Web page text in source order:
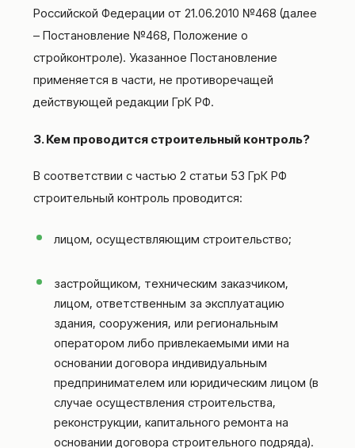
Российской Федерации от 21.06.2010 №468 (далее
– Постановление №468, Положение о
стройконтроле). Указанное Постановление
применяется в части, не противоречащей
действующей редакции ГрК РФ.
3.Кем проводится строительный контроль?
В соответствии с частью 2 статьи 53 ГрК РФ
строительный контроль проводится:
лицом, осуществляющим строительство;
застройщиком, техническим заказчиком,
лицом, ответственным за эксплуатацию
здания, сооружения, или региональным
оператором либо привлекаемыми ими на
основании договора индивидуальным
предпринимателем или юридическим лицом (в
случае осуществления строительства,
реконструкции, капитального ремонта на
основании договора строительного подряда).